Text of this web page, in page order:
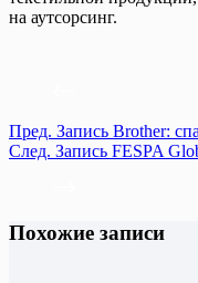
на аутсорсинг.
Пред. Запись Brother:
След. Запись FESPA
Похожие записи